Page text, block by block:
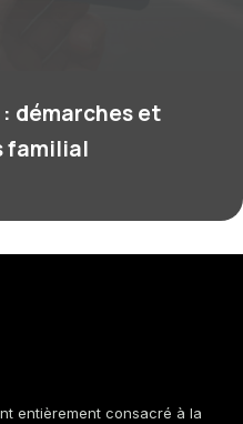
démarches et
familial
entièrement consacré à la